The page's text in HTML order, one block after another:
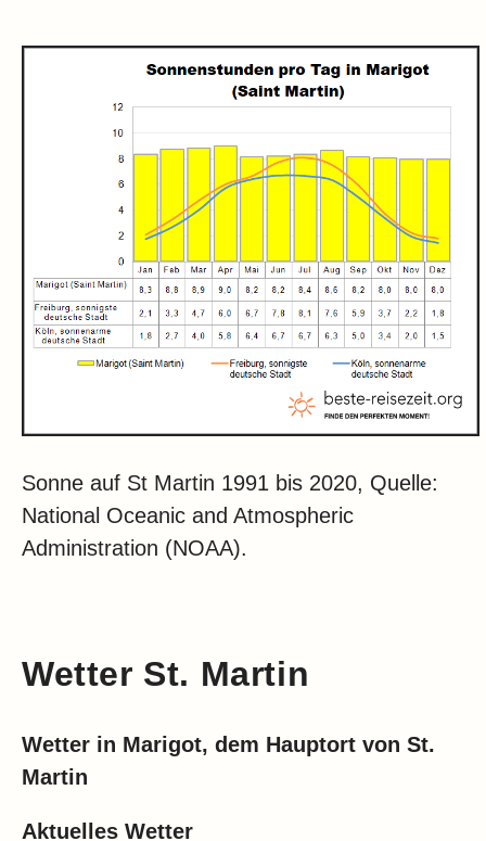
Sonne auf St Martin 1991 bis 2020, Quelle:
National Oceanic and Atmospheric
Administration (NOAA).
Wetter St. Martin
Wetter in Marigot, dem Hauptort von St.
Martin
Aktuelles Wetter